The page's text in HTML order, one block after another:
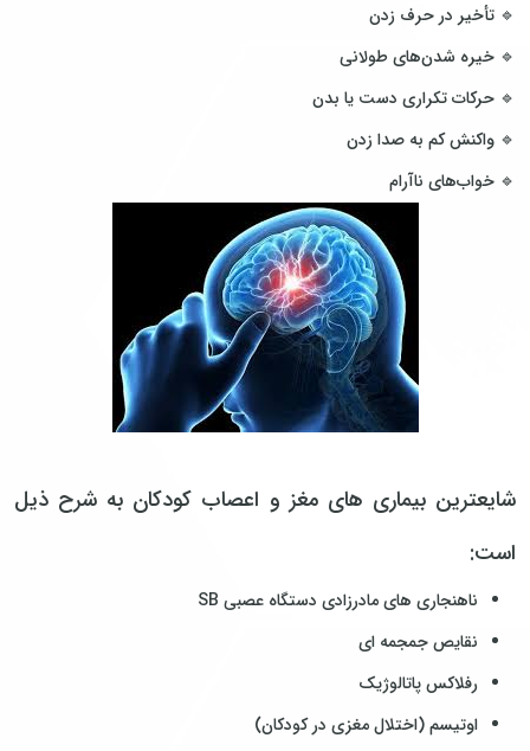
🔹 تأخیر در حرف زدن
🔹 خیره شدن‌های طولانی
🔹 حرکات تکراری دست یا بدن
🔹 واکنش کم به صدا زدن
🔹 خواب‌های ناآرام
شایعترین بیماری های مغز و اعصاب کودکان به شرح ذیل
است:
ناهنجاری های مادرزادی دستگاه عصبی SB
نقایص جمجمه ای
رفلاکس پاتالوژیک
اوتیسم (اختلال مغزی در کودکان)